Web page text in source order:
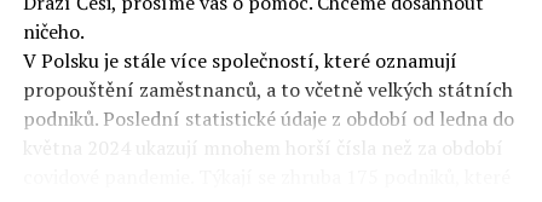
Tusk tvrdil, že za vlády dnešní opozice se nelegálně
prodalo 600 000 víz do Polska. Byla na to dokonce
vytvořena parlamentní vyšetřovací komise, která přišla
ale pouze na to, že 220 víz do Polska bylo
prostřednictvím úplatků uspíšeno, tedy že víza byla
ničeho.
V Polsku je stále více společností, které oznamují
propouštění zaměstnanců, a to včetně velkých státních
podniků. Poslední statistické údaje z období od ledna do
května 2024 ukazují mnohem horší čísla než za období